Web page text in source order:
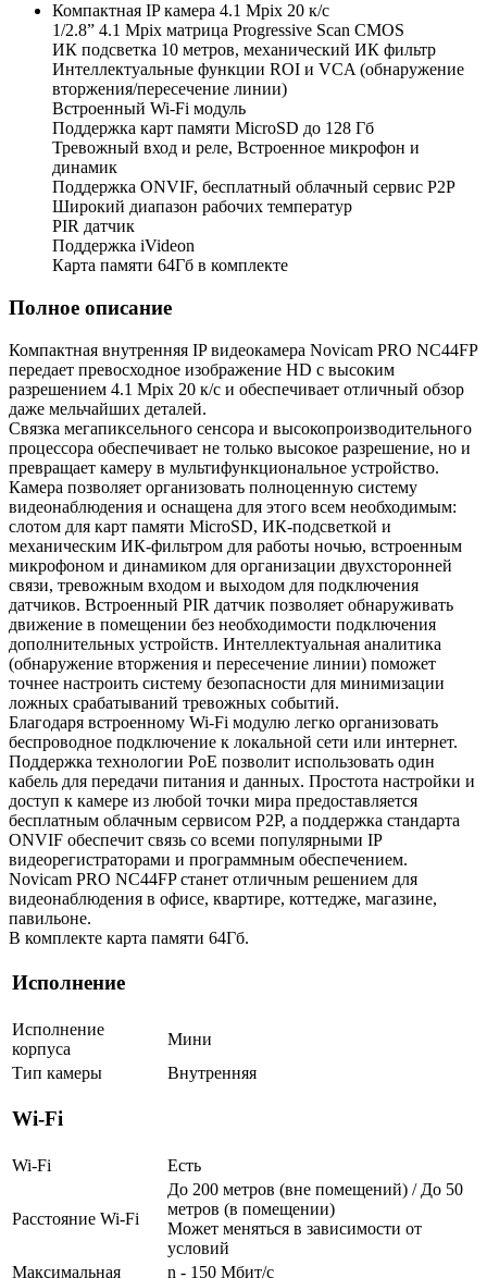
Компактная IP камера 4.1 Mpix 20 к/с
1/2.8” 4.1 Mpix матрица Progressive Scan CMOS
ИК подсветка 10 метров, механический ИК фильтр
Интеллектуальные функции ROI и VCA (обнаружение
вторжения/пересечение линии)
Встроенный Wi-Fi модуль
Поддержка карт памяти MicroSD до 128 Гб
Тревожный вход и реле, Встроенное микрофон и
динамик
Поддержка ONVIF, бесплатный облачный сервис P2P
Широкий диапазон рабочих температур
PIR датчик
Поддержка iVideon
Карта памяти 64Гб в комплекте
Полное описание
Компактная внутренняя IP видеокамера Novicam PRO NC44FP
передает превосходное изображение HD с высоким
разрешением 4.1 Mpix 20 к/с и обеспечивает отличный обзор
даже мельчайших деталей.
Связка мегапиксельного сенсора и высокопроизводительного
процессора обеспечивает не только высокое разрешение, но и
превращает камеру в мультифункциональное устройство.
Камера позволяет организовать полноценную систему
видеонаблюдения и оснащена для этого всем необходимым:
слотом для карт памяти MicroSD, ИК-подсветкой и
механическим ИК-фильтром для работы ночью, встроенным
микрофоном и динамиком для организации двухсторонней
связи, тревожным входом и выходом для подключения
датчиков. Встроенный PIR датчик позволяет обнаруживать
движение в помещении без необходимости подключения
дополнительных устройств. Интеллектуальная аналитика
(обнаружение вторжения и пересечение линии) поможет
точнее настроить систему безопасности для минимизации
ложных срабатываний тревожных событий.
Благодаря встроенному Wi-Fi модулю легко организовать
беспроводное подключение к локальной сети или интернет.
Поддержка технологии РоЕ позволит использовать один
кабель для передачи питания и данных. Простота настройки и
доступ к камере из любой точки мира предоставляется
бесплатным облачным сервисом P2P, а поддержка стандарта
ONVIF обеспечит связь со всеми популярными IP
видеорегистраторами и программным обеспечением.
Novicam PRO NC44FP станет отличным решением для
видеонаблюдения в офисе, квартире, коттедже, магазине,
павильоне.
В комплекте карта памяти 64Гб.
Исполнение
Исполнение
корпуса
Мини
Тип камеры
Внутренняя
Wi-Fi
Wi-Fi Есть
Расстояние Wi-Fi
До 200 метров (вне помещений) / До 50
метров (в помещении)
Может меняться в зависимости от
условий
Максимальная
n - 150 Мбит/с